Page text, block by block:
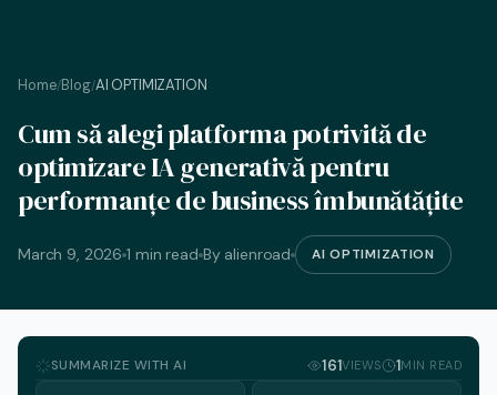
Home/Blog/AI OPTIMIZATION
Cum să alegi platforma potrivită de
optimizare IA generativă pentru
performanțe de business îmbunătățite
March 9, 2026 1 min read By alienroad AI OPTIMIZATION
SUMMARIZE WITH AI 161VIEWS 1MIN READ